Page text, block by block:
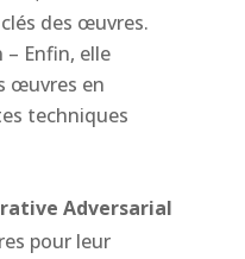
des œuvres.
Enfin, elle
œuvres en
techniques
Adversarial
pour leur